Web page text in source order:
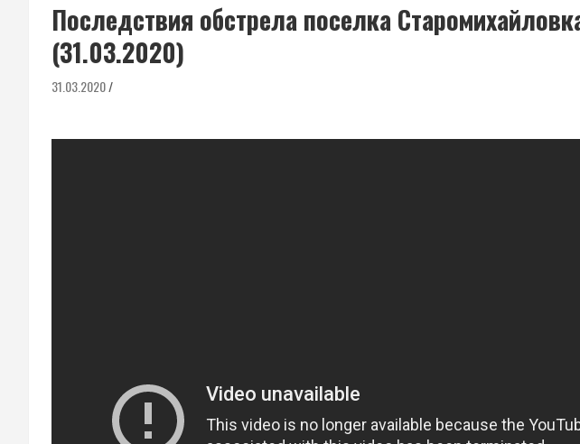
Последствия обстрела поселка
(31.03.2020)
31.03.2020